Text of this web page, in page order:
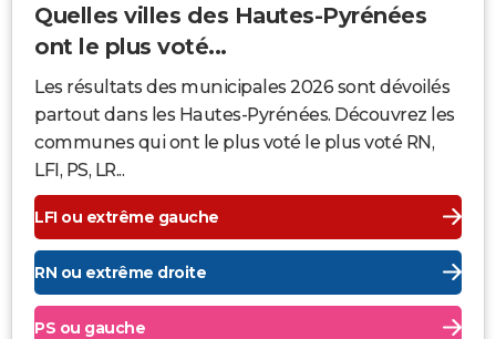
Quelles villes des Hautes-Pyrénées
ont le plus voté...
Les résultats des municipales 2026 sont dévoilés
partout dans les Hautes-Pyrénées. Découvrez les
communes qui ont le plus voté le plus voté RN,
LFI, PS, LR...
LFI ou extrême gauche
RN ou extrême droite
PS ou gauche